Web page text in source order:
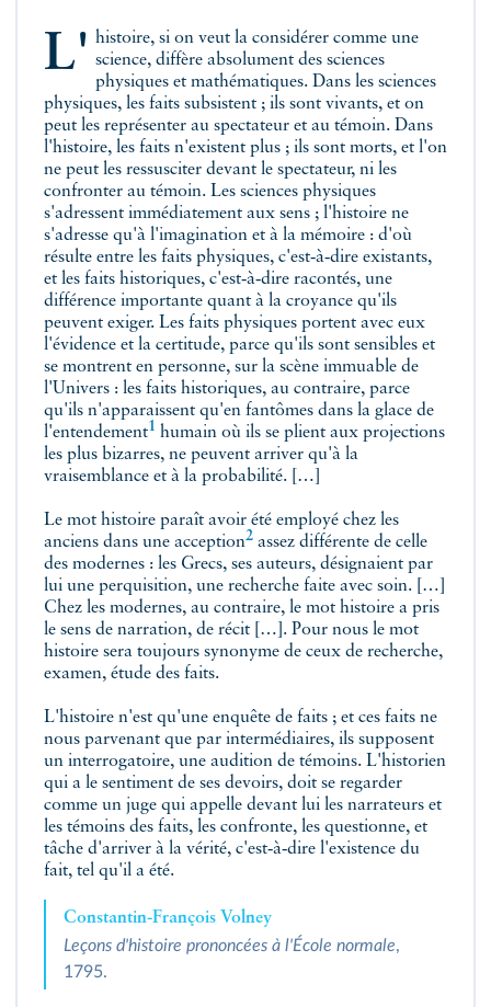
L'histoire, si on veut la considérer comme une science, diffère absolument des sciences
physiques et mathématiques. Dans les sciences
physiques, les faits subsistent ; ils sont vivants, et on
peut les représenter au spectateur et au témoin. Dans
l'histoire, les faits n'existent plus ; ils sont morts, et l'on
ne peut les ressusciter devant le spectateur, ni les
confronter au témoin. Les sciences physiques
s'adressent immédiatement aux sens ; l'histoire ne
s'adresse qu'à l'imagination et à la mémoire : d'où
résulte entre les faits physiques, c'est‑à‑dire existants,
et les faits historiques, c'est‑à‑dire racontés, une
différence importante quant à la croyance qu'ils
peuvent exiger. Les faits physiques portent avec eux
l'évidence et la certitude, parce qu'ils sont sensibles et
se montrent en personne, sur la scène immuable de
l'Univers : les faits historiques, au contraire, parce
qu'ils n'apparaissent qu'en fantômes dans la glace de
l'entendement1 humain où ils se plient aux projections
les plus bizarres, ne peuvent arriver qu'à la
vraisemblance et à la probabilité. […]
Le mot histoire paraît avoir été employé chez les
anciens dans une acception2 assez différente de celle
des modernes : les Grecs, ses auteurs, désignaient par
lui une perquisition, une recherche faite avec soin. […]
Chez les modernes, au contraire, le mot histoire a pris
le sens de narration, de récit […]. Pour nous le mot
histoire sera toujours synonyme de ceux de recherche,
examen, étude des faits.
L'histoire n'est qu'une enquête de faits ; et ces faits ne
nous parvenant que par intermédiaires, ils supposent
un interrogatoire, une audition de témoins. L'historien
qui a le sentiment de ses devoirs, doit se regarder
comme un juge qui appelle devant lui les narrateurs et
les témoins des faits, les confronte, les questionne, et
tâche d'arriver à la vérité, c'est‑à‑dire l'existence du
fait, tel qu'il a été.
Constantin-François Volney
Leçons d'histoire prononcées à l'École normale,
1795.